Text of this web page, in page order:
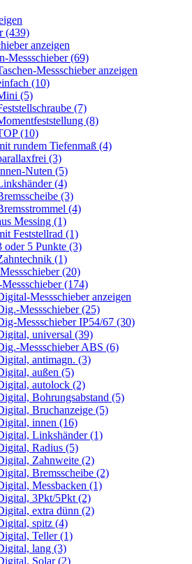
(439)
anzeigen
Messschieber (69)
Messschieber anzeigen
(10)
(5)
(7)
(8)
(10)
rundem Tiefenmaß (4)
(3)
Nuten (5)
(4)
(3)
(4)
Messing (1)
Feststellrad (1)
oder 5 Punkte (3)
(1)
(20)
(174)
Messschieber anzeigen
Messschieber (25)
Messschieber IP54/67 (30)
universal (39)
Messschieber ABS (6)
antimagn. (3)
außen (5)
autolock (2)
Bohrungsabstand (5)
Bruchanzeige (5)
innen (16)
Linkshänder (1)
Radius (5)
Zahnweite (2)
Bremsscheibe (2)
Messbacken (1)
3Pkt/5Pkt (2)
extra dünn (2)
spitz (4)
Teller (1)
lang (3)
Solar (2)